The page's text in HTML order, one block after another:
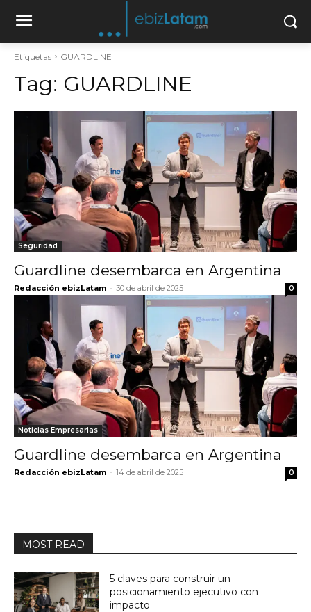
Etiquetas GUARDLINE
Tag: GUARDLINE
Seguridad
Guardline desembarca en Argentina
Redacción ebizLatam - 30 de abril de 2025 0
Noticias Empresarias
Guardline desembarca en Argentina
Redacción ebizLatam - 14 de abril de 2025 0
MOST READ
5 claves para construir un
posicionamiento ejecutivo con
impacto